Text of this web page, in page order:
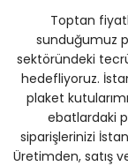
Toptan
sunduğumuz
sektöründeki
hedefliyoruz.
plaket
ebatlardaki
siparişlerinizi
Üretimden, satış